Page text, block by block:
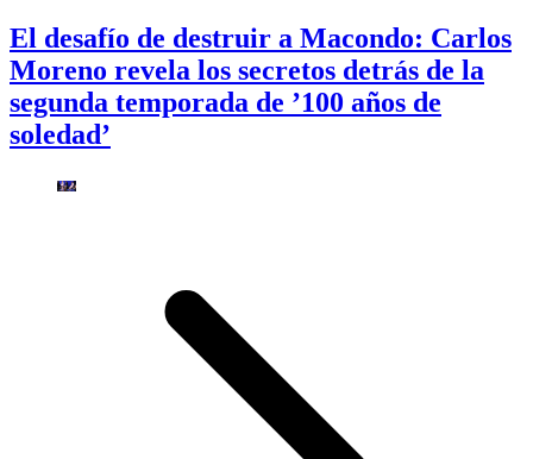
El desafío de destruir a Macondo: Carlos
Moreno revela los secretos detrás de la
segunda temporada de ’100 años de
soledad’